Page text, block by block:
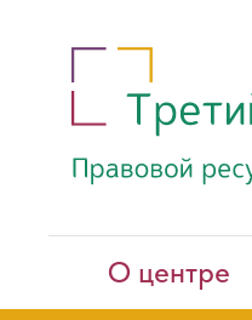
О центре